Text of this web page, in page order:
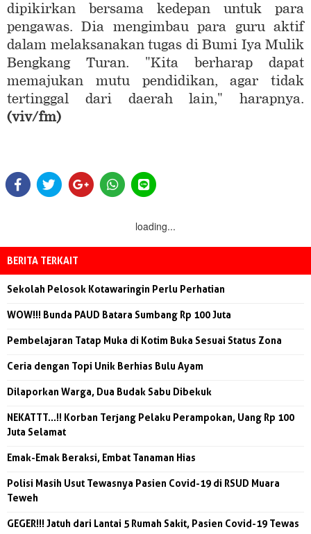
dipikirkan bersama kedepan untuk para
pengawas. Dia mengimbau para guru aktif
dalam melaksanakan tugas di Bumi Iya Mulik
Bengkang Turan. "Kita berharap dapat
memajukan mutu pendidikan, agar tidak
tertinggal dari daerah lain," harapnya.
(viv/fm)
loading...
BERITA TERKAIT
Sekolah Pelosok Kotawaringin Perlu Perhatian
WOW!!! Bunda PAUD Batara Sumbang Rp 100 Juta
Pembelajaran Tatap Muka di Kotim Buka Sesuai Status Zona
Ceria dengan Topi Unik Berhias Bulu Ayam
Dilaporkan Warga, Dua Budak Sabu Dibekuk
NEKATTT...!! Korban Terjang Pelaku Perampokan, Uang Rp 100
Juta Selamat
Emak-Emak Beraksi, Embat Tanaman Hias
Polisi Masih Usut Tewasnya Pasien Covid-19 di RSUD Muara
Teweh
GEGER!!! Jatuh dari Lantai 5 Rumah Sakit, Pasien Covid-19 Tewas